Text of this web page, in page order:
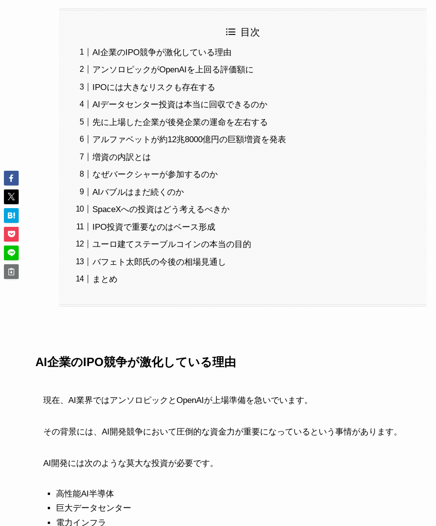
目次
AI企業のIPO競争が激化している理由
アンソロピックがOpenAIを上回る評価額に
IPOには大きなリスクも存在する
AIデータセンター投資は本当に回収できるのか
先に上場した企業が後発企業の運命を左右する
アルファベットが約12兆8000億円の巨額増資を発表
増資の内訳とは
なぜバークシャーが参加するのか
AIバブルはまだ続くのか
SpaceXへの投資はどう考えるべきか
IPO投資で重要なのはベース形成
ユーロ建てステーブルコインの本当の目的
バフェト太郎氏の今後の相場見通し
まとめ
AI企業のIPO競争が激化している理由
現在、AI業界ではアンソロピックとOpenAIが上場準備を急いでいます。
その背景には、AI開発競争において圧倒的な資金力が重要になっているという事情があります。
AI開発には次のような莫大な投資が必要です。
高性能AI半導体
巨大データセンター
電力インフラ